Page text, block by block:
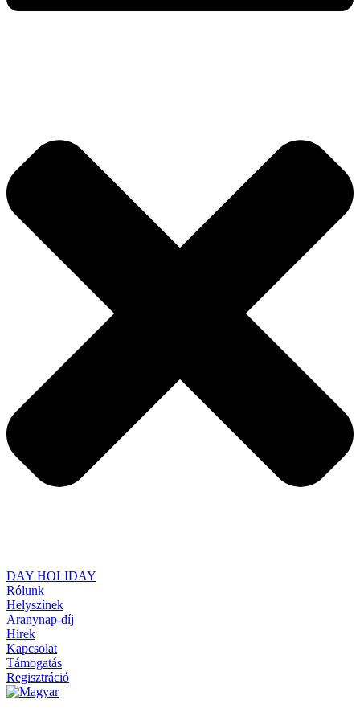
DAY HOLIDAY
Rólunk
Helyszínek
Aranynap-díj
Hírek
Kapcsolat
Támogatás
Regisztráció